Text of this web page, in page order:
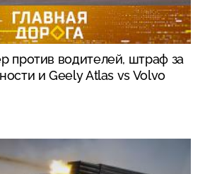
против водителей, штраф за
и Geely Atlas vs Volvo